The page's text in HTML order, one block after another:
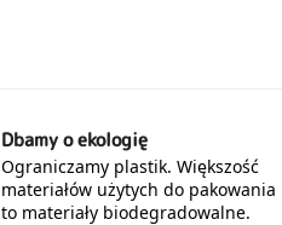
Dbamy o ekologię
Ograniczamy plastik. Większość
materiałów użytych do pakowania
to materiały biodegradowalne.